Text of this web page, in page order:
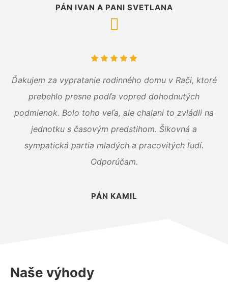
PÁN IVAN A PANI SVETLANA
Ďakujem za vypratanie rodinného domu v Rači, ktoré
prebehlo presne podľa vopred dohodnutých
podmienok. Bolo toho veľa, ale chalani to zvládli na
jednotku s časovým predstihom. Šikovná a
sympatická partia mladých a pracovitých ľudí.
Odporúčam.
PÁN KAMIL
Naše výhody